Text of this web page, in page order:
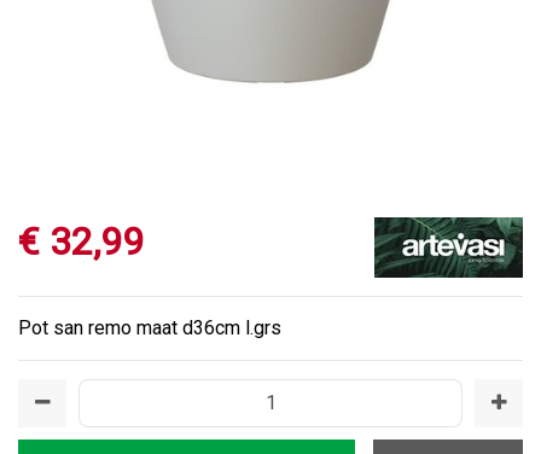
€ 32,99
Pot san remo maat d36cm l.grs